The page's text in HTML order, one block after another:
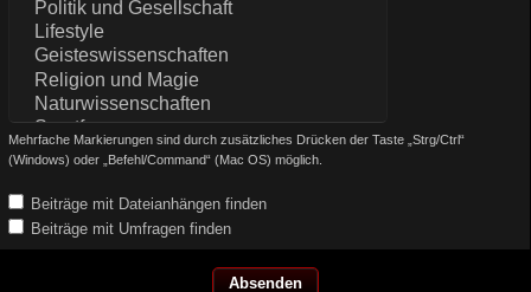
Mehrfache Markierungen sind durch zusätzliches Drücken der Taste „Strg/Ctrl“
(Windows) oder „Befehl/Command“ (Mac OS) möglich.
Beiträge mit Dateianhängen finden
Beiträge mit Umfragen finden